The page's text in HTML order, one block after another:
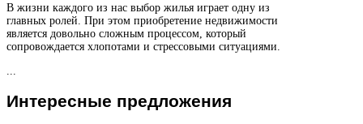
В жизни каждого из нас выбор жилья играет одну из
главных ролей. При этом приобретение недвижимости
является довольно сложным процессом, который
сопровождается хлопотами и стрессовыми ситуациями.
Интересные предложения